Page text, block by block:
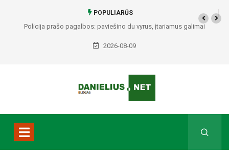
POPULIARŪS
Policija prašo pagalbos: paviešino du vyrus, įtariamus galimai
padariusius vagystes Alytuje ir Dauguose
2026-08-09